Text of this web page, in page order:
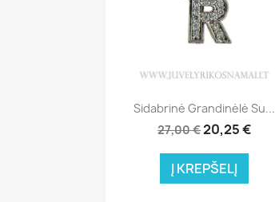
Greita peržiūra
Sidabrinė Grandinėlė Su...
27,00 €20,25 €
Į KREPŠELĮ